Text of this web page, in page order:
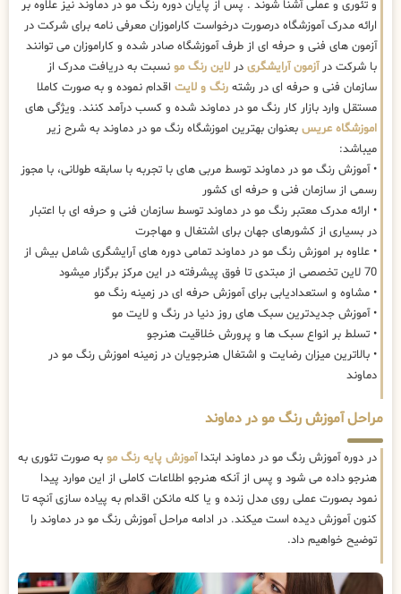
و تئوری و عملی آشنا شوند . پس از پایان دوره رنگ مو در دماوند نیز علاوه بر
ارائه مدرک آموزشگاه درصورت درخواست کاراموزان معرفی نامه برای شرکت در
آزمون های فنی و حرفه ای از طرف آموزشگاه صادر شده و کاراموزان می توانند
با شرکت درآزمون آرایشگری در لاین رنگ مو نسبت به دریافت مدرک از
سازمان فنی و حرفه ای در رشته رنگ و لایت اقدام نموده و به صورت کاملا
مستقل وارد بازار کار رنگ مو در دماوند شده و کسب درآمد کنند. ویژگی های
اموزشگاه عریس بعنوان بهترین اموزشگاه رنگ مو در دماوند به شرح زیر
میباشد:
• آموزش رنگ مو در دماوند توسط مربی های با تجربه با سابقه طولانی، با مجوز
رسمی از سازمان فنی و حرفه ای کشور
• ارائه مدرک معتبر رنگ مو در دماوند توسط سازمان فنی و حرفه ای با اعتبار
در بسیاری از کشورهای جهان برای اشتغال و مهاجرت
• علاوه بر اموزش رنگ مو در دماوند تمامی دوره های آرایشگری شامل بیش از
70 لاین تخصصی از مبتدی تا فوق پیشرفته در این مرکز برگزار میشود
• مشاوه و استعدادیابی برای آموزش حرفه ای در زمینه رنگ مو
• آموزش جدیدترین سبک های روز دنیا در رنگ و لایت مو
• تسلط بر انواع سبک ها و پرورش خلاقیت هنرجو
• بالاترین میزان رضایت و اشتغال هنرجویان در زمینه اموزش رنگ مو در
دماوند
مراحل آموزش رنگ مو در دماوند
در دوره آموزش رنگ مو در دماوند ابتداآموزش پایه رنگ مو به صورت تئوری به
هنرجو داده می شود و پس از آنکه هنرجو اطلاعات کاملی از این موارد پیدا
نمود بصورت عملی روی مدل زنده و یا کله مانکن اقدام به پیاده سازی آنچه تا
کنون آموزش دیده است میکند. در ادامه مراحل آموزش رنگ مو در دماوند را
توضیح خواهیم داد.